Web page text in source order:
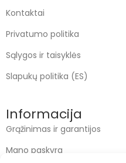
Kontaktai
Privatumo politika
Sąlygos ir taisyklės
Slapukų politika (ES)
Informacija
Grąžinimas ir garantijos
Mano paskyra